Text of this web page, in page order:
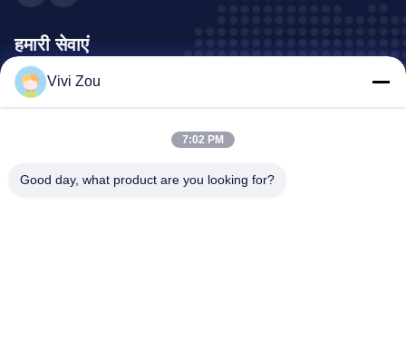
हमारी सेवाएं
वाहन चित्रकारी उत्पादन लाइन
Vivi Zou
7:02 PM
Good day, what product are you looking for?